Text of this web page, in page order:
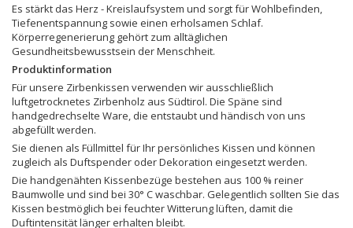
Es stärkt das Herz - Kreislaufsystem und sorgt für Wohlbefinden,
Tiefenentspannung sowie einen erholsamen Schlaf.
Körperregenerierung gehört zum alltäglichen
Gesundheitsbewusstsein der Menschheit.
Produktinformation
Für unsere Zirbenkissen verwenden wir ausschließlich
luftgetrocknetes Zirbenholz aus Südtirol. Die Späne sind
handgedrechselte Ware, die entstaubt und händisch von uns
abgefüllt werden.
Sie dienen als Füllmittel für Ihr persönliches Kissen und können
zugleich als Duftspender oder Dekoration eingesetzt werden.
Die handgenähten Kissenbezüge bestehen aus 100 % reiner
Baumwolle und sind bei 30° C waschbar. Gelegentlich sollten Sie das
Kissen bestmöglich bei feuchter Witterung lüften, damit die
Duftintensität länger erhalten bleibt.